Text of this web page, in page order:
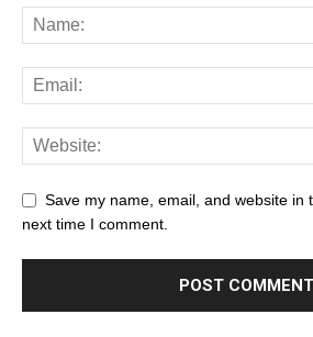
Save my name, email, and website in
next time I comment.